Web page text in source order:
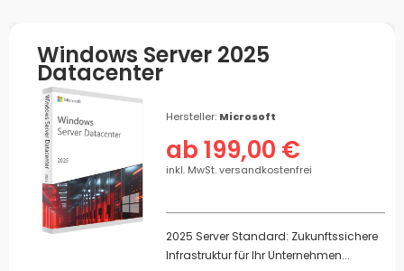
Windows Server 2025
Datacenter
Hersteller: Microsoft
ab 199,00 €
inkl. MwSt. versandkostenfrei
2025 Server Standard: Zukunftssichere
Infrastruktur für Ihr Unternehmen...